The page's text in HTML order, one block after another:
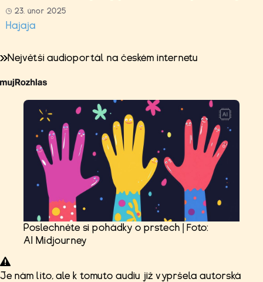
23. únor 2025
Hajaja
Největší audioportál na českém internetu
Poslechněte si pohádky o prstech | Foto:
AI Midjourney
Je nám líto, ale k tomuto audiu již vypršela autorská